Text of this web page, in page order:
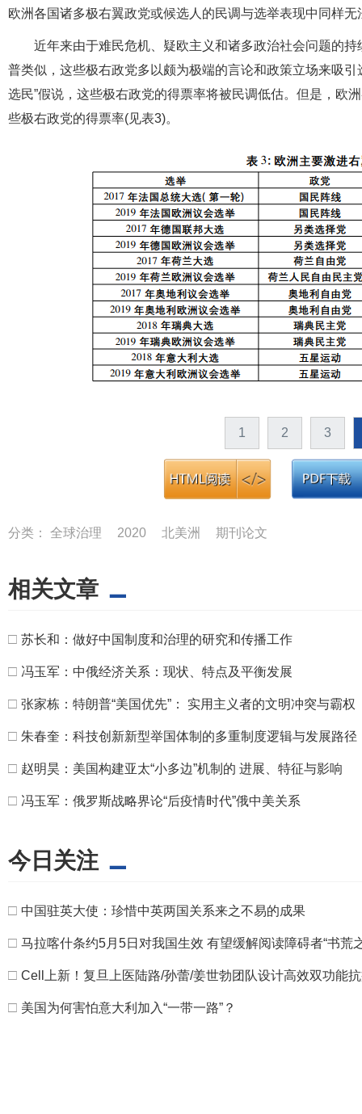
欧洲各国诸多极右翼政党或候选人的民调与选举表现中同样
近年来由于难民危机、疑欧主义和诸多政治社会问题的
普类似，这些极右政党多以颇为极端的言论和政策立场来吸
选民”假说，这些极右政党的得票率将被民调低估。但是，欧
些极右政党的得票率(见表3)。
1 2 3
分类： 全球治理 2020 北美洲 期刊论文
相关文章
□ 苏长和：做好中国制度和治理的研究和传播工作
□ 冯玉军：中俄经济关系：现状、特点及平衡发展
□ 张家栋：特朗普“美国优先”： 实用主义者的文明冲突与霸权
□ 朱春奎：科技创新新型举国体制的多重制度逻辑与发展路径
□ 赵明昊：美国构建亚太“小多边”机制的 进展、特征与影响
□ 冯玉军：俄罗斯战略界论“后疫情时代”俄中美关系
今日关注
□ 中国驻英大使：珍惜中英两国关系来之不易的成果
□ 马拉喀什条约5月5日对我国生效 有望缓解阅读障碍者“书荒
□ Cell上新！复旦上医陆路/孙蕾/姜世勃团队设计高效双功能
□ 美国为何害怕意大利加入“一带一路”？